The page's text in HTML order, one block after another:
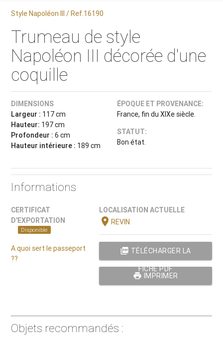
Style Napoléon III / Ref.16190
Trumeau de style
Napoléon III décorée d'une
coquille
DIMENSIONS
Largeur : 117 cm
Hauteur: 197 cm
Profondeur : 6 cm
Hauteur intérieure : 189 cm
ÉPOQUE ET PROVENANCE:
France, fin du XIXe siècle.
STATUT:
Bon état.
Informations
CERTIFICAT
D'EXPORTATION
Disponible
A quoi sert le passeport
??
LOCALISATION ACTUELLE
location_onREVIN
picture_as_pdf TÉLÉCHARGER LA
FICHE PDF
print IMPRIMER
Objets recommandés :